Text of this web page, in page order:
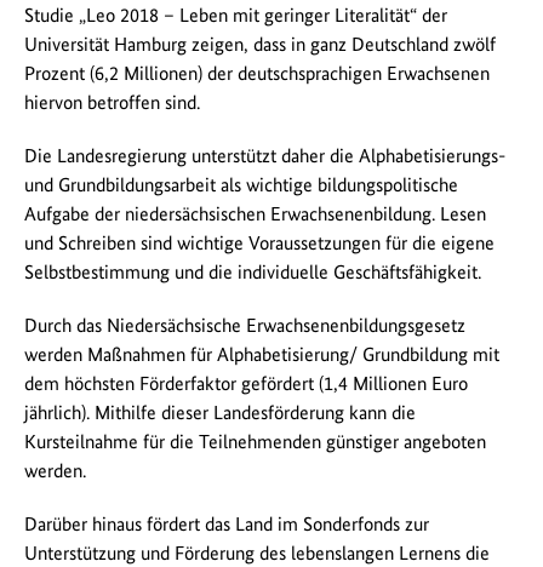
Studie „Leo 2018 – Leben mit geringer Literalität“ der
Universität Hamburg zeigen, dass in ganz Deutschland zwölf
Prozent (6,2 Millionen) der deutschsprachigen Erwachsenen
hiervon betroffen sind.
Die Landesregierung unterstützt daher die Alphabetisierungs-
und Grundbildungsarbeit als wichtige bildungspolitische
Aufgabe der niedersächsischen Erwachsenenbildung. Lesen
und Schreiben sind wichtige Voraussetzungen für die eigene
Selbstbestimmung und die individuelle Geschäftsfähigkeit.
Durch das Niedersächsische Erwachsenenbildungsgesetz
werden Maßnahmen für Alphabetisierung/ Grundbildung mit
dem höchsten Förderfaktor gefördert (1,4 Millionen Euro
jährlich). Mithilfe dieser Landesförderung kann die
Kursteilnahme für die Teilnehmenden günstiger angeboten
werden.
Darüber hinaus fördert das Land im Sonderfonds zur
Unterstützung und Förderung des lebenslangen Lernens die